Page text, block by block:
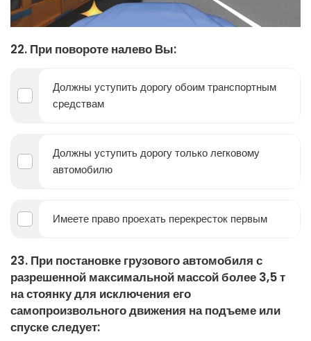
22. При повороте налево Вы:
Должны уступить дорогу обоим транспортным
средствам
Должны уступить дорогу только легковому
автомобилю
Имеете право проехать перекресток первым
23. При постановке грузового автомобиля с
разрешенной максимальной массой более 3,5 т
на стоянку для исключения его
самопроизвольного движения на подъеме или
спуске следует: